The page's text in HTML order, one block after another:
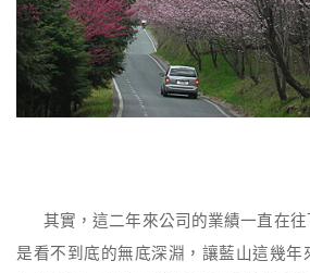
其實，這二年來公司的業績一直在往
是看不到底的無底深淵，讓藍山這幾年